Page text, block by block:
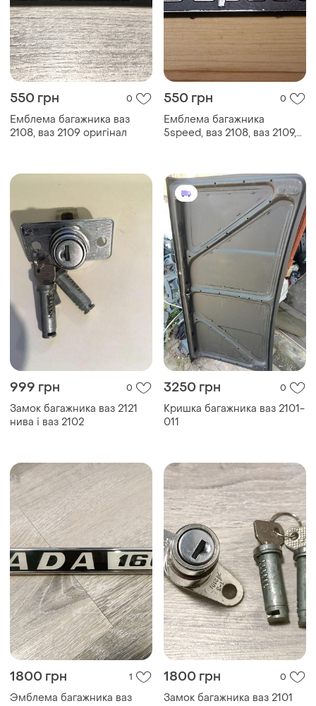
550 грн 0
Емблема багажника ваз
2108, ваз 2109 оригінал
550 грн 0
Емблема багажника
5speed, ваз 2108, ваз 2109,
999 грн 0
Замок багажника ваз 2121
нива і ваз 2102
3250 грн 0
Кришка багажника ваз 2101-
011
1800 грн 1
Эмблема багажника ваз
1800 грн 0
Замок багажника ваз 2101